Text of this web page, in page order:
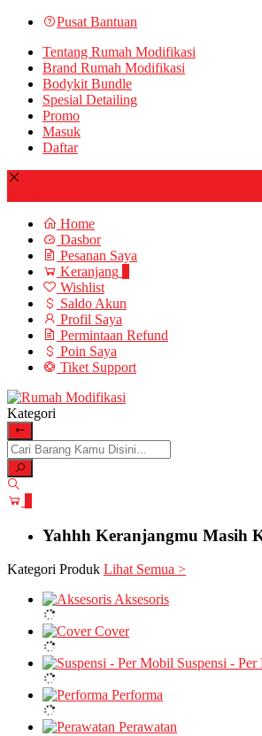
Pusat Bantuan
Tentang Rumah Modifikasi
Brand Rumah Modifikasi
Bodykit Bundle
Spesial Detailing
Promo
Masuk
Daftar
Home
Dasbor
Pesanan Saya
Keranjang
Wishlist
Saldo Akun
Profil Saya
Permintaan Refund
Poin Saya
Tiket Support
Kategori
Yahhh Keranjangmu Masih
Kategori Produk Lihat Semua >
Aksesoris
Cover
Suspensi -
Performa
Perawatan